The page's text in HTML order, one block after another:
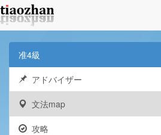
准4級
アドバイザー
文法map
攻略